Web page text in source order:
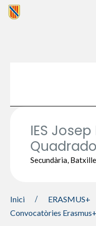
Vés
IES Josep
Quadrado
Secundària,
Inici
ERASMUS+
Convocatòries Erasmus+